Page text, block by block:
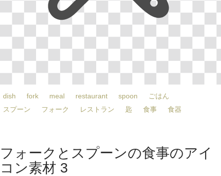
dish fork meal restaurant spoon
ごはん
スプーン
フォーク レストラン 匙 食事 食器
フォークとスプーンの食事のアイ
コン素材 3